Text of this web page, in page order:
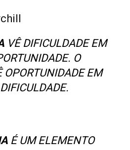
VÊ DIFICULDADE EM
O
OPORTUNIDADE EM
É UM ELEMENTO